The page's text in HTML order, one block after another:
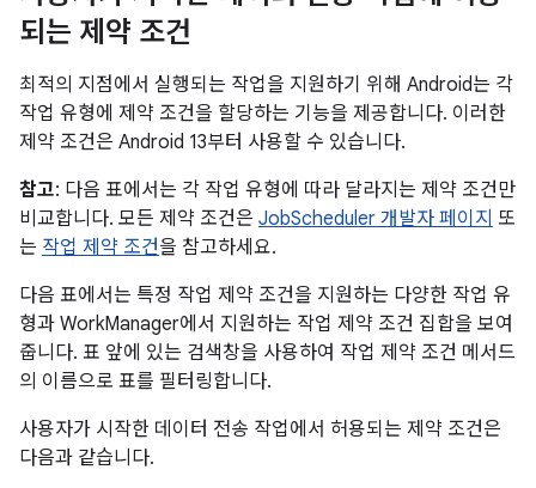
되는 제약 조건
최적의 지점에서 실행되는 작업을 지원하기 위해 Android는 각
작업 유형에 제약 조건을 할당하는 기능을 제공합니다. 이러한
제약 조건은 Android 13부터 사용할 수 있습니다.
참고: 다음 표에서는 각 작업 유형에 따라 달라지는 제약 조건만
비교합니다. 모든 제약 조건은 JobScheduler 개발자 페이지 또
는 작업 제약 조건을 참고하세요.
다음 표에서는 특정 작업 제약 조건을 지원하는 다양한 작업 유
형과 WorkManager에서 지원하는 작업 제약 조건 집합을 보여
줍니다. 표 앞에 있는 검색창을 사용하여 작업 제약 조건 메서드
의 이름으로 표를 필터링합니다.
사용자가 시작한 데이터 전송 작업에서 허용되는 제약 조건은
다음과 같습니다.